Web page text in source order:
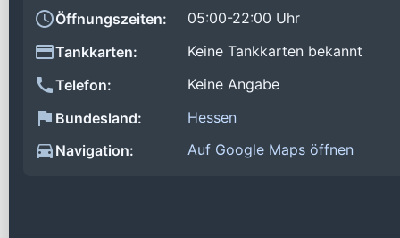
Öffnungszeiten:
05:00-22:00 Uhr
Tankkarten:
Keine Tankkarten bekannt
Telefon:
Keine Angabe
Bundesland:
Hessen
Navigation:
Auf Google Maps öffnen